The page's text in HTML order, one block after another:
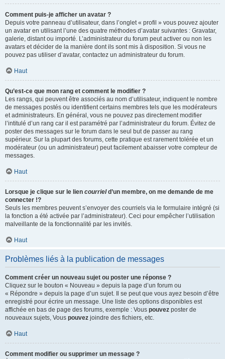
Comment puis-je afficher un avatar ?
Depuis votre panneau d’utilisateur, dans l’onglet « profil » vous pouvez ajouter
un avatar en utilisant l’une des quatre méthodes d’avatar suivantes : Gravatar,
galerie, distant ou importé. L’administrateur du forum peut activer ou non les
avatars et décider de la manière dont ils sont mis à disposition. Si vous ne
pouvez pas utiliser d’avatar, contactez un administrateur du forum.
Haut
Qu’est-ce que mon rang et comment le modifier ?
Les rangs, qui peuvent être associés au nom d’utilisateur, indiquent le nombre
de messages postés ou identifient certains membres tels que les modérateurs
et administrateurs. En général, vous ne pouvez pas directement modifier
l’intitulé d’un rang car il est paramétré par l’administrateur du forum. Évitez de
poster des messages sur le forum dans le seul but de passer au rang
supérieur. Sur la plupart des forums, cette pratique est rarement tolérée et un
modérateur (ou un administrateur) peut facilement abaisser votre compteur de
messages.
Haut
Lorsque je clique sur le lien courrield’un membre, on me demande de me
connecter !?
Seuls les membres peuvent s’envoyer des courriels via le formulaire intégré (si
la fonction a été activée par l’administrateur). Ceci pour empêcher l’utilisation
malveillante de la fonctionnalité par les invités.
Haut
Problèmes liés à la publication de messages
Comment créer un nouveau sujet ou poster une réponse ?
Cliquez sur le bouton « Nouveau » depuis la page d’un forum ou
« Répondre » depuis la page d’un sujet. Il se peut que vous ayez besoin d’être
enregistré pour écrire un message. Une liste des options disponibles est
affichée en bas de page des forums, exemple : Vous pouvez poster de
nouveaux sujets, Vous pouvez joindre des fichiers, etc.
Haut
Comment modifier ou supprimer un message ?